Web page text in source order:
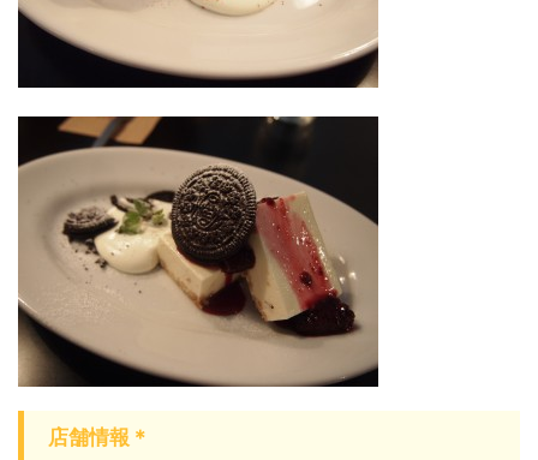
店舗情報＊